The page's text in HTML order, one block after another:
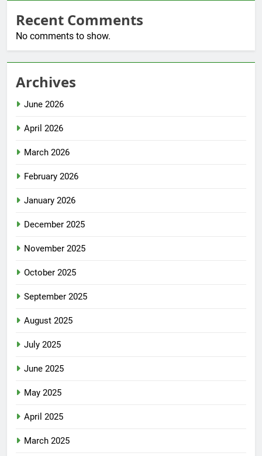
Recent Comments
No comments to show.
Archives
June 2026
April 2026
March 2026
February 2026
January 2026
December 2025
November 2025
October 2025
September 2025
August 2025
July 2025
June 2025
May 2025
April 2025
March 2025